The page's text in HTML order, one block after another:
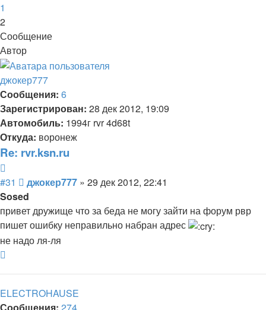
1
2
Сообщение
Автор
джокер777
Сообщения: 6
Зарегистрирован: 28 дек 2012, 19:09
Автомобиль: 1994г rvr 4d68t
Откуда: воронеж
Re: rvr.ksn.ru
#31
Сообщение
джокер777 » 29 дек 2012, 22:41
Sosed
привет дружище что за беда не могу зайти на форум рвр
пишет ошибку неправильно набран адрес
не надо ля-ля
ELECTROHAUSE
Сообщения: 274